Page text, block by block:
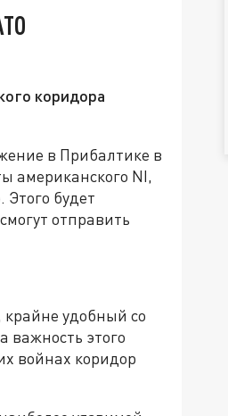
коридора
в Прибалтике в
американского NI,
Этого будет
отправить
удобный со
важность этого
войнах коридор